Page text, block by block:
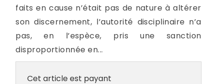
faits en cause n’était pas de nature à altérer
son discernement, l’autorité disciplinaire n’a
pas, en l’espèce, pris une sanction
disproportionnée en...
Cet article est payant